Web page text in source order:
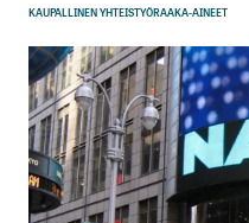
KAUPALLINEN YHTEISTYÖRAAKA-AINEET